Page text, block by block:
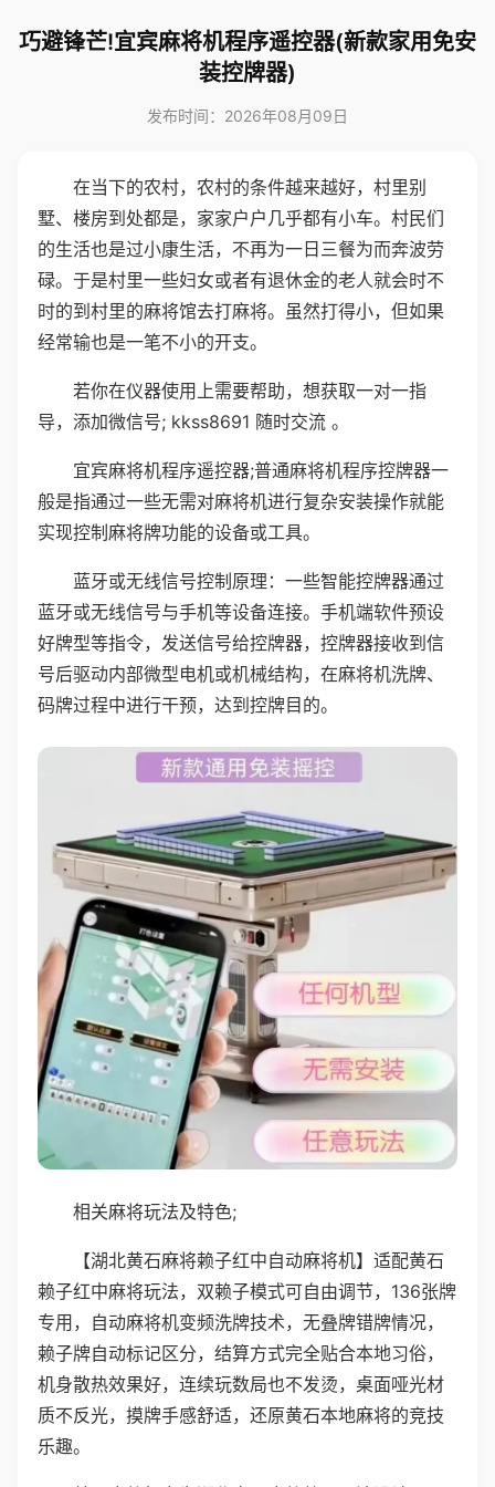
巧避锋芒!宜宾麻将机程序遥控器(新款家用免安
装控牌器)
发布时间：2026年08月09日
在当下的农村，农村的条件越来越好，村里别
墅、楼房到处都是，家家户户几乎都有小车。村民们
的生活也是过小康生活，不再为一日三餐为而奔波劳
碌。于是村里一些妇女或者有退休金的老人就会时不
时的到村里的麻将馆去打麻将。虽然打得小，但如果
经常输也是一笔不小的开支。
若你在仪器使用上需要帮助，想获取一对一指
导，添加微信号; kkss8691 随时交流 。
宜宾麻将机程序遥控器;普通麻将机程序控牌器一
般是指通过一些无需对麻将机进行复杂安装操作就能
实现控制麻将牌功能的设备或工具。
蓝牙或无线信号控制原理：一些智能控牌器通过
蓝牙或无线信号与手机等设备连接。手机端软件预设
好牌型等指令，发送信号给控牌器，控牌器接收到信
号后驱动内部微型电机或机械结构，在麻将机洗牌、
码牌过程中进行干预，达到控牌目的。
相关麻将玩法及特色;
【湖北黄石麻将赖子红中自动麻将机】适配黄石
赖子红中麻将玩法，双赖子模式可自由调节，136张牌
专用，自动麻将机变频洗牌技术，无叠牌错牌情况，
赖子牌自动标记区分，结算方式完全贴合本地习俗，
机身散热效果好，连续玩数局也不发烫，桌面哑光材
质不反光，摸牌手感舒适，还原黄石本地麻将的竞技
乐趣。